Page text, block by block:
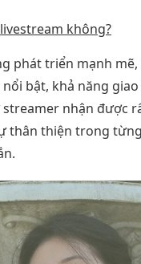
không?
phát triển mạnh
bật, khả năng
nhận được
thân thiện trong